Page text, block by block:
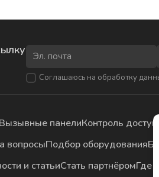
Соглашаюсь на обработку
Вызывные панелиКонтроль доступа
вопросыПодбор оборудования
и статьиСтать партнёромГде